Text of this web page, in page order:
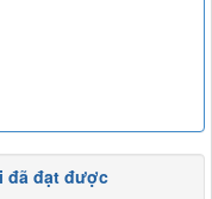
đã đạt được